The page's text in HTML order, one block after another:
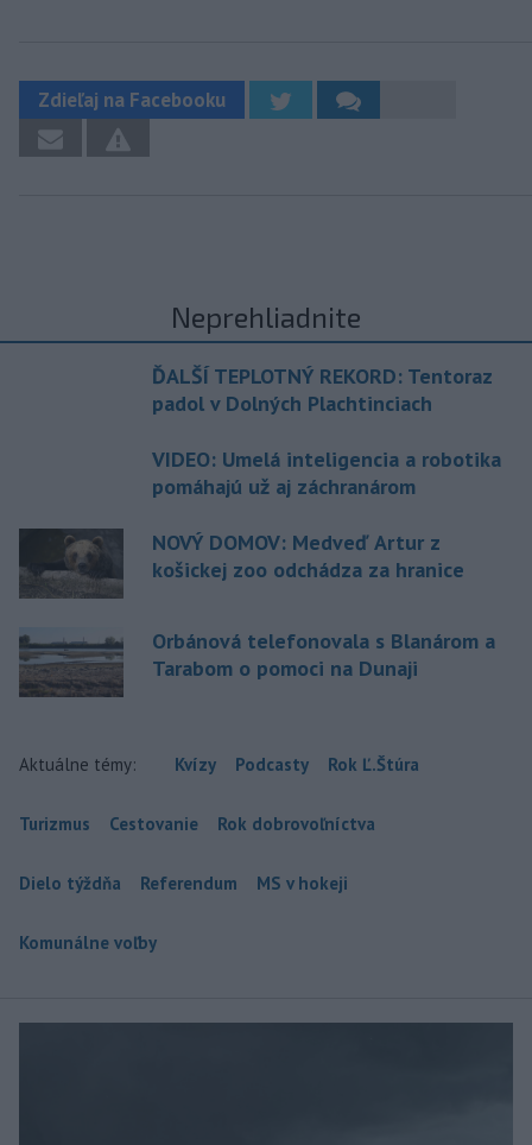
Zdieľaj na Facebooku
Neprehliadnite
ĎALŠÍ TEPLOTNÝ REKORD: Tentoraz
padol v Dolných Plachtinciach
VIDEO: Umelá inteligencia a robotika
pomáhajú už aj záchranárom
NOVÝ DOMOV: Medveď Artur z
košickej zoo odchádza za hranice
Orbánová telefonovala s Blanárom a
Tarabom o pomoci na Dunaji
Aktuálne témy: Kvízy Podcasty Rok Ľ.Štúra
Turizmus Cestovanie Rok dobrovoľníctva
Dielo týždňa Referendum MS v hokeji
Komunálne voľby